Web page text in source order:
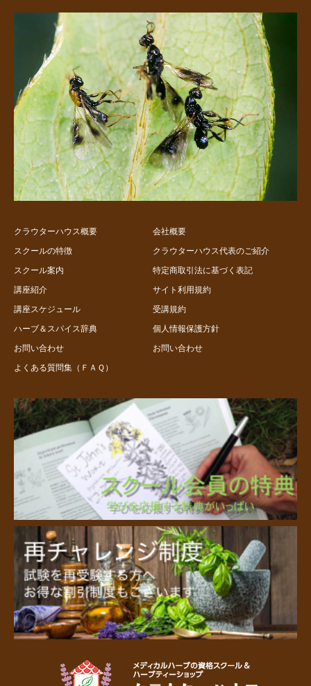
クラウターハウス概要
スクールの特徴
スクール案内
講座紹介
講座スケジュール
ハーブ＆スパイス辞典
お問い合わせ
よくある質問集（ＦＡＱ）
会社概要
クラウターハウス代表のご紹介
特定商取引法に基づく表記
サイト利用規約
受講規約
個人情報保護方針
お問い合わせ